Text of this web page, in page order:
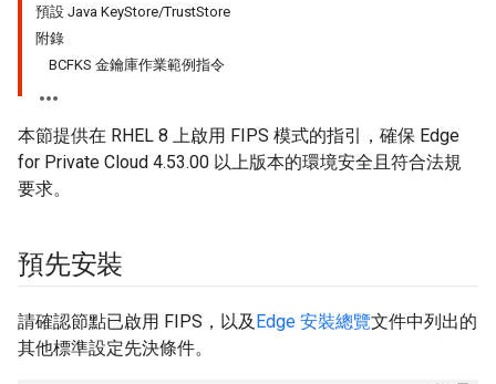
預設 Java KeyStore/TrustStore
附錄
BCFKS 金鑰庫作業範例指令
本節提供在 RHEL 8 上啟用 FIPS 模式的指引，確保 Edge
for Private Cloud 4.53.00 以上版本的環境安全且符合法規
要求。
預先安裝
請確認節點已啟用 FIPS，以及 Edge 安裝總覽文件中列出的
其他標準設定先決條件。